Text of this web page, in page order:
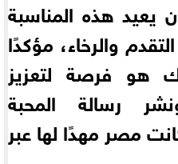
يعيد هذه المناسبة
والرخاء، مؤكدًا
هو فرصة لتعزيز
رسالة المحبة
مصر مهدًا لها عبر